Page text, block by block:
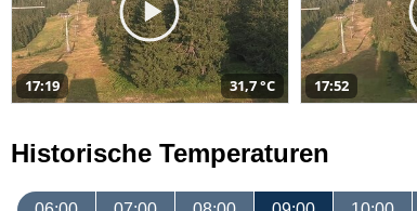
17:19 31,7 °C 17:52
Historische Temperaturen